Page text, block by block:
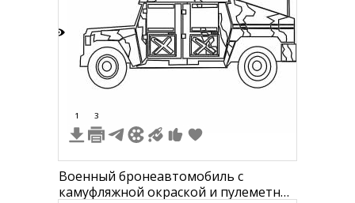
1 3
Военный бронеавтомобиль с
камуфляжной окраской и пулеметной